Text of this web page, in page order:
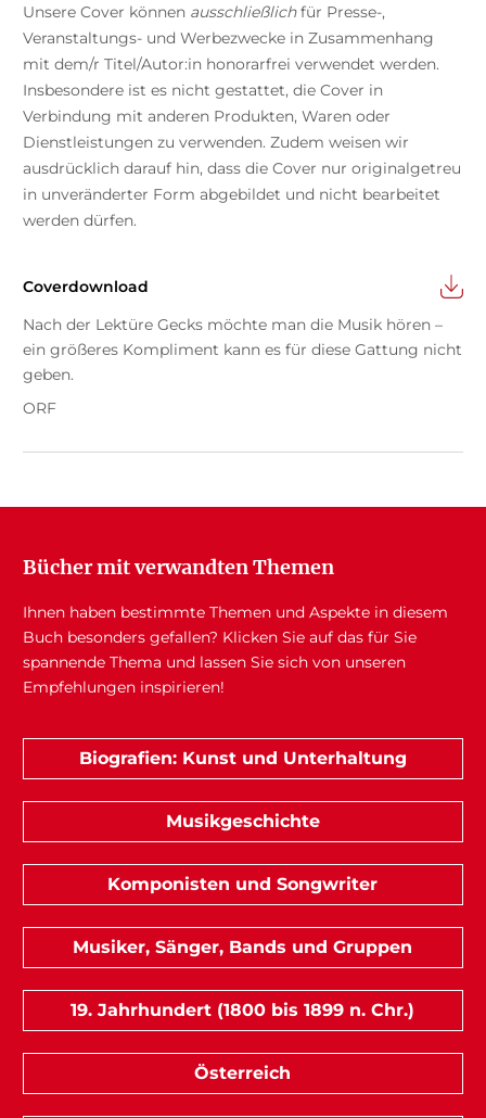
Unsere Cover können ausschließlichfür Presse-,
Veranstaltungs- und Werbezwecke in Zusammenhang
mit dem/r Titel/Autor:in honorarfrei verwendet werden.
Insbesondere ist es nicht gestattet, die Cover in
Verbindung mit anderen Produkten, Waren oder
Dienstleistungen zu verwenden. Zudem weisen wir
ausdrücklich darauf hin, dass die Cover nur originalgetreu
in unveränderter Form abgebildet und nicht bearbeitet
werden dürfen.
Coverdownload
Nach der Lektüre Gecks möchte man die Musik hören –
ein größeres Kompliment kann es für diese Gattung nicht
geben.
ORF
Bücher mit verwandten Themen
Ihnen haben bestimmte Themen und Aspekte in diesem
Buch besonders gefallen? Klicken Sie auf das für Sie
spannende Thema und lassen Sie sich von unseren
Empfehlungen inspirieren!
Biografien: Kunst und Unterhaltung
Musikgeschichte
Komponisten und Songwriter
Musiker, Sänger, Bands und Gruppen
19. Jahrhundert (1800 bis 1899 n. Chr.)
Österreich